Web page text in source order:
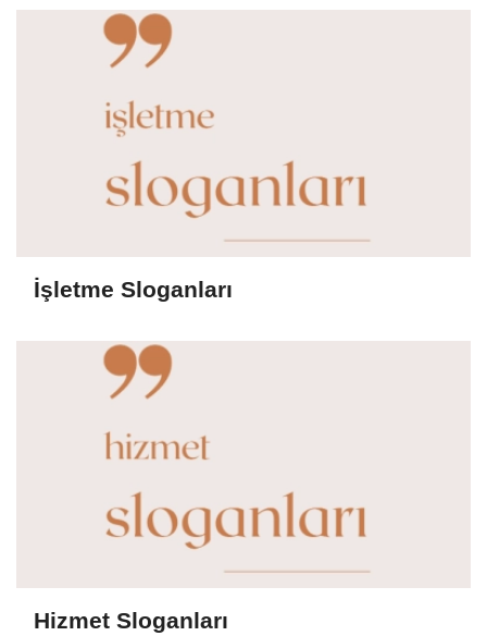
İşletme Sloganları
Hizmet Sloganları